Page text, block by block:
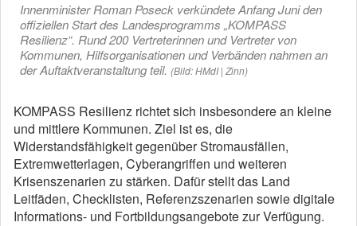
Innenminister Roman Poseck verkündete Anfang Juni den
offiziellen Start des Landesprogramms „KOMPASS
Resilienz“. Rund 200 Vertreterinnen und Vertreter von
Kommunen, Hilfsorganisationen und Verbänden nahmen an
der Auftaktveranstaltung teil. (Bild: HMdI | Zinn)
KOMPASS Resilienz richtet sich insbesondere an kleine
und mittlere Kommunen. Ziel ist es, die
Widerstandsfähigkeit gegenüber Stromausfällen,
Extremwetterlagen, Cyberangriffen und weiteren
Krisenszenarien zu stärken. Dafür stellt das Land
Leitfäden, Checklisten, Referenzszenarien sowie digitale
Informations- und Fortbildungsangebote zur Verfügung.